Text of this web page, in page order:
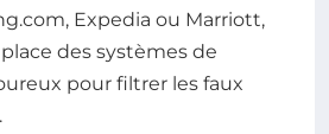
Expedia ou Marriott,
des systèmes de
pour filtrer les faux